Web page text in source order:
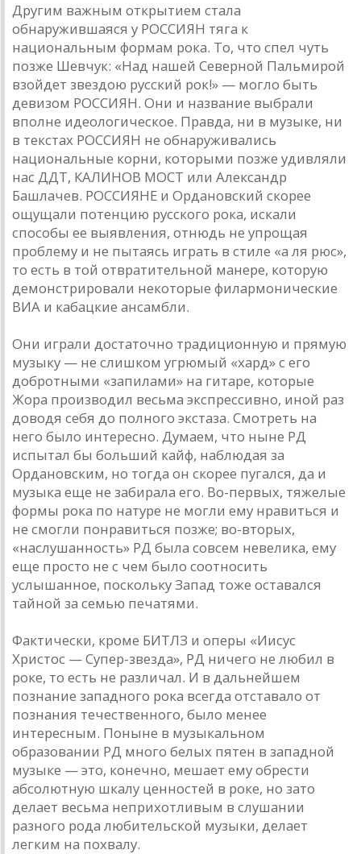
Другим важным открытием стала
обнаружившаяся у РОССИЯН тяга к
национальным формам рока. То, что спел чуть
позже Шевчук: «Над нашей Северной Пальмирой
взойдет звездою русский рок!» — могло быть
девизом РОССИЯН. Они и название выбрали
вполне идеологическое. Правда, ни в музыке, ни
в текстах РОССИЯН не обнаруживались
национальные корни, которыми позже удивляли
нас ДДТ, КАЛИНОВ МОСТ или Александр
Башлачев. РОССИЯНЕ и Ордановский скорее
ощущали потенцию русского рока, искали
способы ее выявления, отнюдь не упрощая
проблему и не пытаясь играть в стиле «а ля рюс»,
то есть в той отвратительной манере, которую
демонстрировали некоторые филармонические
ВИА и кабацкие ансамбли.
Они играли достаточно традиционную и прямую
музыку — не слишком угрюмый «хард» с его
добротными «запилами» на гитаре, которые
Жора производил весьма экспрессивно, иной раз
доводя себя до полного экстаза. Смотреть на
него было интересно. Думаем, что ныне РД
испытал бы больший кайф, наблюдая за
Ордановским, но тогда он скорее пугался, да и
музыка еще не забирала его. Во-первых, тяжелые
формы рока по натуре не могли ему нравиться и
не смогли понравиться позже; во-вторых,
«наслушанность» РД была совсем невелика, ему
еще просто не с чем было соотносить
услышанное, поскольку Запад тоже оставался
тайной за семью печатями.
Фактически, кроме БИТЛЗ и оперы «Иисус
Христос — Супер-звезда», РД ничего не любил в
роке, то есть не различал. И в дальнейшем
познание западного рока всегда отставало от
познания течественного, было менее
интересным. Поныне в музыкальном
образовании РД много белых пятен в западной
музыке — это, конечно, мешает ему обрести
абсолютную шкалу ценностей в роке, но зато
делает весьма неприхотливым в слушании
разного рода любительской музыки, делает
легким на похвалу.